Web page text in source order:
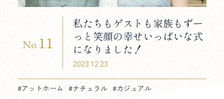
No.11
私たちもゲストも家族もずー
っと笑顔の幸せいっぱいな式
になりました！
2023.12.23
#アットホーム #ナチュラル #カジュアル